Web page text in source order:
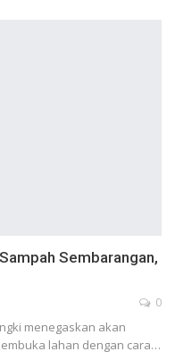
Sembarangan,
0
menegaskan akan
lahan dengan cara…